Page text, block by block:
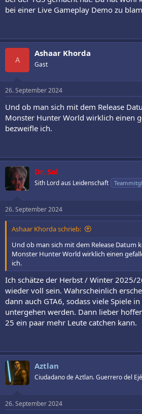
bei einer Live Gameplay Demo zu
A
Ashaar Khorda
Gast
26. September 2024
Und ob man sich mit dem Release
Monster Hunter World wirklich einen
bezweifle ich.
Dr. Sol
Sith Lord aus Leidenschaft
26. September 2024
Ashaar Khorda schrieb:
Und ob man sich mit dem Release Datum
Monster Hunter World wirklich einen
ich.
Ich schätze der Herbst / Winter 2025/
wieder voll sein. Wahrscheinlich
dann auch GTA6, sodass viele Spiele
untergehen werden. Dann lieber
25 ein paar mehr Leute catchen kann.
Aztlan
Ciudadano de Aztlan. Guerrero del
26. September 2024